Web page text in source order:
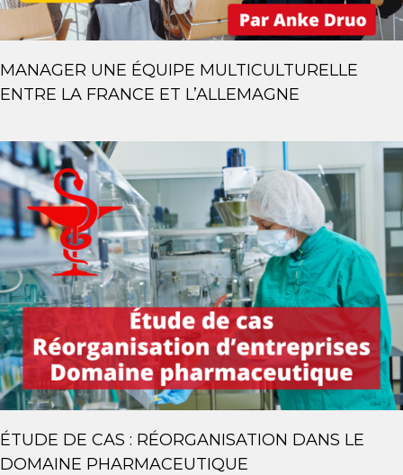
MANAGER UNE ÉQUIPE MULTICULTURELLE
ENTRE LA FRANCE ET L’ALLEMAGNE
ÉTUDE DE CAS : RÉORGANISATION DANS LE
DOMAINE PHARMACEUTIQUE